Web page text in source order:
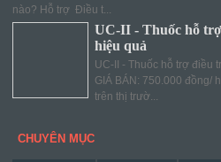
nào? Hỗ trợ Điều t...
UC-II - Thuốc hỗ
hiệu quả
UC-II - Thuốc hỗ trợ điều
GIÁ BÁN: 750.000 đồng/
trên thị trườ...
CHUYÊN MỤC